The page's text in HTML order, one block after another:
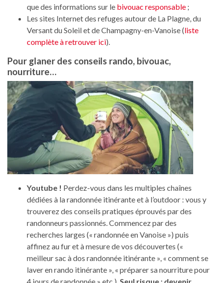
que des informations sur le bivouac responsable ;
Les sites Internet des refuges autour de La Plagne, du
Versant du Soleil et de Champagny-en-Vanoise (liste
complète à retrouver ici).
Pour glaner des conseils rando, bivouac,
nourriture…
Youtube ! Perdez-vous dans les multiples chaînes
dédiées à la randonnée itinérante et à l’outdoor : vous y
trouverez des conseils pratiques éprouvés par des
randonneurs passionnés. Commencez par des
recherches larges (« randonnée en Vanoise ») puis
affinez au fur et à mesure de vos découvertes («
meilleur sac à dos randonnée itinérante », « comment se
laver en rando itinérante », « préparer sa nourriture pour